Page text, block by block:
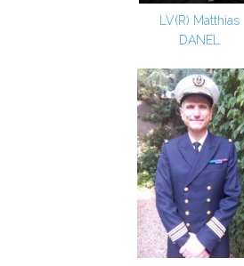
LV(R) Matthias
DANEL